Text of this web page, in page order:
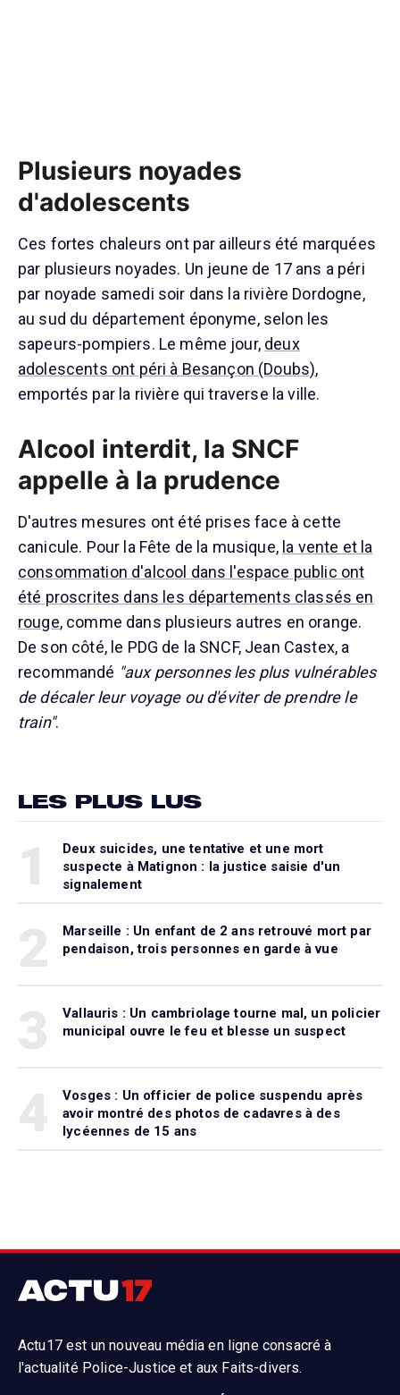
Plusieurs noyades
d'adolescents
Ces fortes chaleurs ont par ailleurs été marquées
par plusieurs noyades. Un jeune de 17 ans a péri
par noyade samedi soir dans la rivière Dordogne,
au sud du département éponyme, selon les
sapeurs-pompiers. Le même jour, deux
adolescents ont péri à Besançon (Doubs),
emportés par la rivière qui traverse la ville.
Alcool interdit, la SNCF
appelle à la prudence
D'autres mesures ont été prises face à cette
canicule. Pour la Fête de la musique, la vente et la
consommation d'alcool dans l'espace public ont
été proscrites dans les départements classés en
rouge, comme dans plusieurs autres en orange.
De son côté, le PDG de la SNCF, Jean Castex, a
recommandé "aux personnes les plus vulnérables
de décaler leur voyage ou d'éviter de prendre le
train".
LES PLUS LUS
Deux suicides, une tentative et une mort
suspecte à Matignon : la justice saisie d'un
signalement
Marseille : Un enfant de 2 ans retrouvé mort par
pendaison, trois personnes en garde à vue
Vallauris : Un cambriolage tourne mal, un policier
municipal ouvre le feu et blesse un suspect
Vosges : Un officier de police suspendu après
avoir montré des photos de cadavres à des
lycéennes de 15 ans
Actu17 est un nouveau média en ligne consacré à
l'actualité Police-Justice et aux Faits-divers.